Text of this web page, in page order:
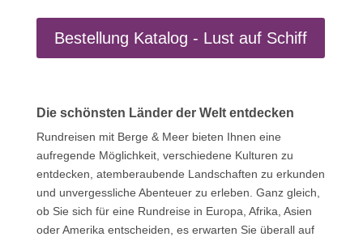
Bestellung Katalog - Lust auf Schiff
Die schönsten Länder der Welt entdecken
Rundreisen mit Berge & Meer bieten Ihnen eine
aufregende Möglichkeit, verschiedene Kulturen zu
entdecken, atemberaubende Landschaften zu erkunden
und unvergessliche Abenteuer zu erleben. Ganz gleich,
ob Sie sich für eine Rundreise in Europa, Afrika, Asien
oder Amerika entscheiden, es erwarten Sie überall auf